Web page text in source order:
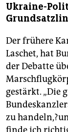
Ukraine-
Der frühere
Laschet, hat
der Debatte
gestärkt. „Die
zu